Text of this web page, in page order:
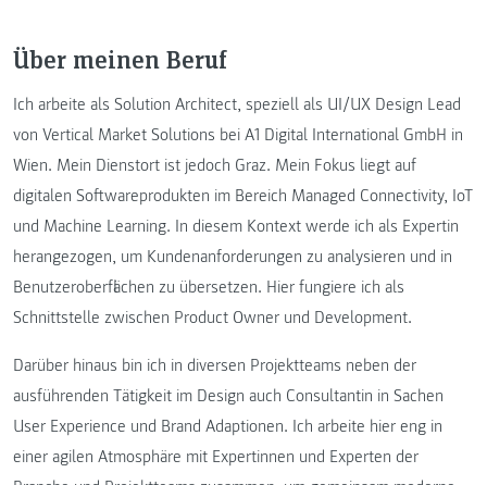
Über meinen Beruf
Ich arbeite als Solution Architect, speziell als UI/UX Design Lead
von Vertical Market Solutions bei A1 Digital International GmbH in
Wien. Mein Dienstort ist jedoch Graz. Mein Fokus liegt auf
digitalen Softwareprodukten im Bereich Managed Connectivity, IoT
und Machine Learning. In diesem Kontext werde ich als Expertin
herangezogen, um Kundenanforderungen zu analysieren und in
Benutzeroberflächen zu übersetzen. Hier fungiere ich als
Schnittstelle zwischen Product Owner und Development.
Darüber hinaus bin ich in diversen Projektteams neben der
ausführenden Tätigkeit im Design auch Consultantin in Sachen
User Experience und Brand Adaptionen. Ich arbeite hier eng in
einer agilen Atmosphäre mit Expertinnen und Experten der